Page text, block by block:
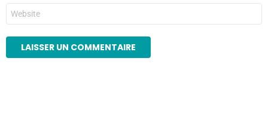
Site
web